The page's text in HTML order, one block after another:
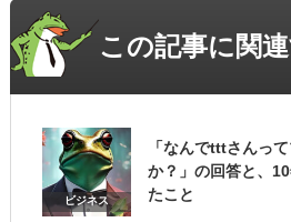
この記事に関
ビジネス
「なんでtttさんっ
か？」の回答と、
たこと